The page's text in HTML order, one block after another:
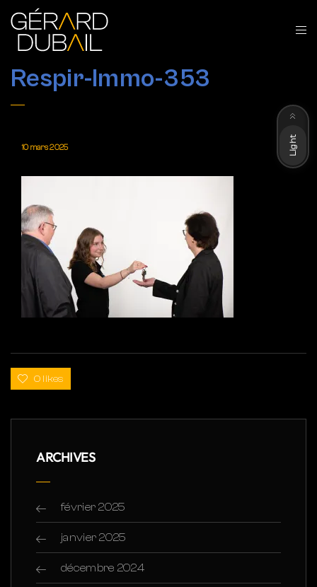
Respir-Immo-353
10 mars 2025
0 likes
ARCHIVES
février 2025
janvier 2025
décembre 2024
Light
Dark